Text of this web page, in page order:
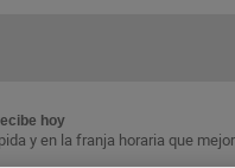
hoy
y en la franja horaria que